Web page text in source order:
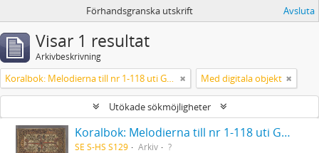
Förhandsgranska utskrift Avsluta
Visar 1 resultat
Arkivbeskrivning
Koralbok: Melodierna till nr 1-118 uti Gamla Psalmboken, enstämmigt satta Med digitala objekt
Utökade sökmöjligheter
Koralbok: Melodierna till nr 1-118 uti Gamla Psalmboken, enstämmigt satta
SE S-HS S129 Arkiv ?